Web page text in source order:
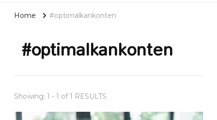
Home #optimalkankonten
#optimalkankonten
Showing: 1 - 1 of 1 RESULTS